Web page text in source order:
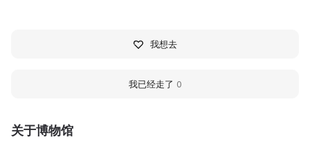
关于博物馆
我想去
我已经走了 0